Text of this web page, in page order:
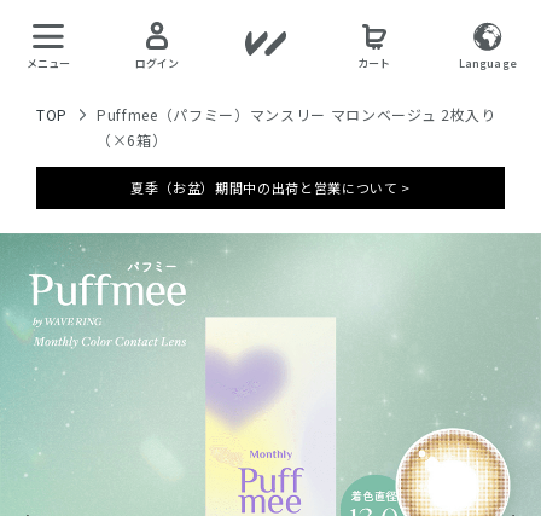
メニュー ログイン カート Language
TOP
Puffmee（パフミー）マンスリー マロンベージュ 2枚入り
（×6箱）
夏季（お盆）期間中の出荷と営業について >